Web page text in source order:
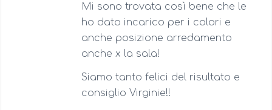
Mi sono trovata così bene che le
ho dato incarico per i colori e
anche posizione arredamento
anche x la sala!
Siamo tanto felici del risultato e
consiglio Virginie!!